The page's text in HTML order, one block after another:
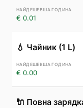
€ 0.01
💧 Чайник (1 L)
€ 0.00
🔌 Повна